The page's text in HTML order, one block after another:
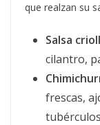
que realzan su
Salsa
cilantro,
frescas,